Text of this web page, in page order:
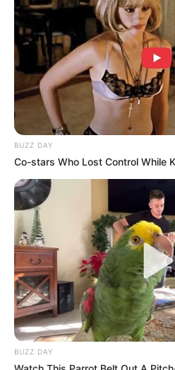
mundo entero se
expectativa. ¡Mantente
minuto a minuto la
bomba noticiosa en pleno
Tarjetas de Crédito
Símbolo del Poder
BUZZ DAY
Co-stars Who Lost Control While
BUZZ DAY